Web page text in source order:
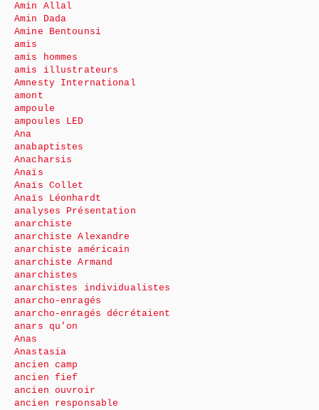
Amin Allal
Amin Dada
Amine Bentounsi
amis
amis hommes
amis illustrateurs
Amnesty International
amont
ampoule
ampoules LED
Ana
anabaptistes
Anacharsis
Anaïs
Anaïs Collet
Anaïs Léonhardt
analyses Présentation
anarchiste
anarchiste Alexandre
anarchiste américain
anarchiste Armand
anarchistes
anarchistes individualistes
anarcho-enragés
anarcho-enragés décrétaient
anars qu’on
Anas
Anastasia
ancien camp
ancien fief
ancien ouvroir
ancien responsable